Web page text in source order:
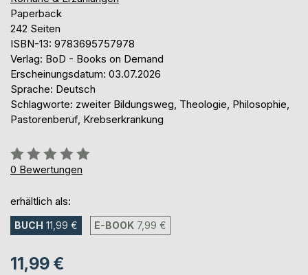
Paperback
242 Seiten
ISBN-13: 9783695757978
Verlag: BoD - Books on Demand
Erscheinungsdatum: 03.07.2026
Sprache: Deutsch
Schlagworte: zweiter Bildungsweg, Theologie, Philosophie,
Pastorenberuf, Krebserkrankung
Bewertung::
0%
0 Bewertungen
erhältlich als:
BUCH 11,99 € E-BOOK 7,99 €
11,99 €